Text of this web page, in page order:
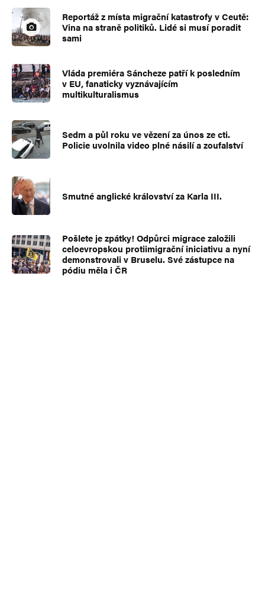
Reportáž z místa migrační katastrofy v Ceutě:
Vina na straně politiků. Lidé si musí poradit
sami
Vláda premiéra Sáncheze patří k posledním
v EU, fanaticky vyznávajícím
multikulturalismus
Sedm a půl roku ve vězení za únos ze cti.
Policie uvolnila video plné násilí a zoufalství
Smutné anglické království za Karla III.
Pošlete je zpátky! Odpůrci migrace založili
celoevropskou protiimigrační iniciativu a nyní
demonstrovali v Bruselu. Své zástupce na
pódiu měla i ČR